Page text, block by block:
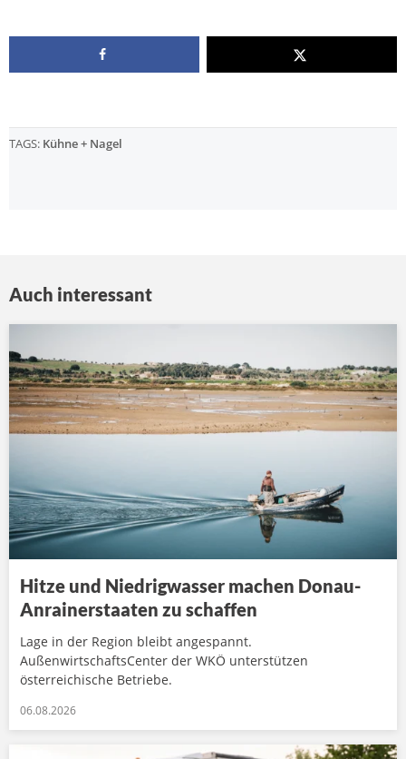
TAGS: Kühne + Nagel
Auch interessant
Hitze und Niedrigwasser machen Donau-
Anrainerstaaten zu schaffen
Lage in der Region bleibt angespannt.
AußenwirtschaftsCenter der WKÖ unterstützen
österreichische Betriebe.
06.08.2026